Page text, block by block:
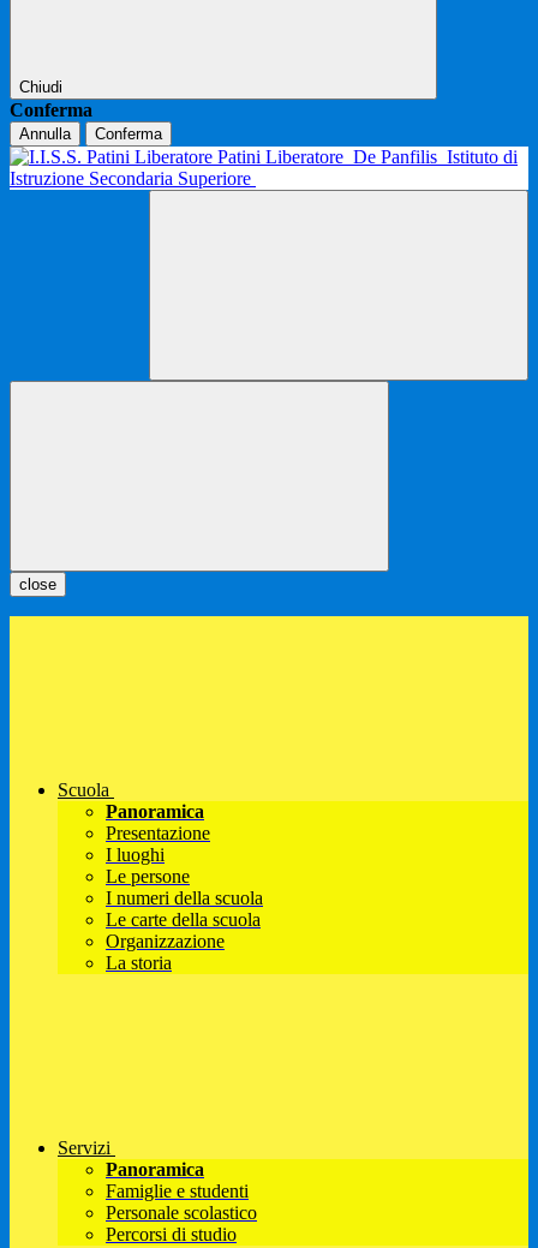
Chiudi
Conferma
Annulla Conferma
Patini Liberatore De Panfilis Istituto di
Istruzione Secondaria Superiore
close
Scuola
Panoramica
Presentazione
I luoghi
Le persone
I numeri della scuola
Le carte della scuola
Organizzazione
La storia
Servizi
Panoramica
Famiglie e studenti
Personale scolastico
Percorsi di studio